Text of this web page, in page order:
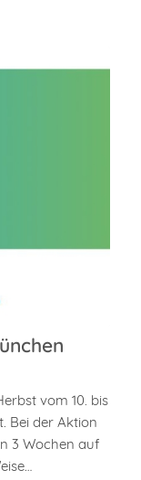
vom 10. bis
Bei der Aktion
3 Wochen auf